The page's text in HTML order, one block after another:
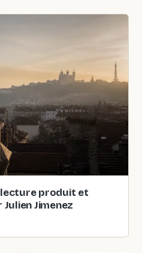
produit et
Jimenez